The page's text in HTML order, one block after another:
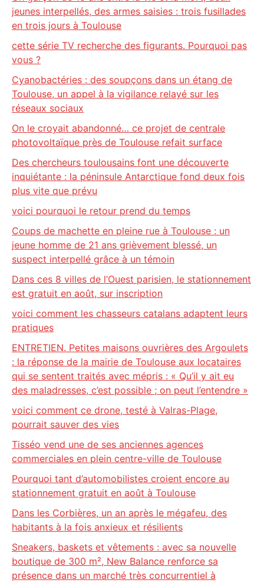
jeunes interpellés, des armes saisies : trois fusillades
en trois jours à Toulouse
cette série TV recherche des figurants. Pourquoi pas
vous ?
Cyanobactéries : des soupçons dans un étang de
Toulouse, un appel à la vigilance relayé sur les
réseaux sociaux
On le croyait abandonné… ce projet de centrale
photovoltaïque près de Toulouse refait surface
Des chercheurs toulousains font une découverte
inquiétante : la péninsule Antarctique fond deux fois
plus vite que prévu
voici pourquoi le retour prend du temps
Coups de machette en pleine rue à Toulouse : un
jeune homme de 21 ans grièvement blessé, un
suspect interpellé grâce à un témoin
Dans ces 8 villes de l’Ouest parisien, le stationnement
est gratuit en août, sur inscription
voici comment les chasseurs catalans adaptent leurs
pratiques
ENTRETIEN. Petites maisons ouvrières des Argoulets
: la réponse de la mairie de Toulouse aux locataires
qui se sentent traités avec mépris : « Qu’il y ait eu
des maladresses, c’est possible ; on peut l’entendre »
voici comment ce drone, testé à Valras-Plage,
pourrait sauver des vies
Tisséo vend une de ses anciennes agences
commerciales en plein centre-ville de Toulouse
Pourquoi tant d’automobilistes croient encore au
stationnement gratuit en août à Toulouse
Dans les Corbières, un an après le mégafeu, des
habitants à la fois anxieux et résilients
Sneakers, baskets et vêtements : avec sa nouvelle
boutique de 300 m², New Balance renforce sa
présence dans un marché très concurrentiel à